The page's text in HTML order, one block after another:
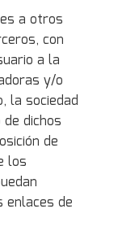
a otros
con
a la
y/o
la sociedad
dichos
de
los
de